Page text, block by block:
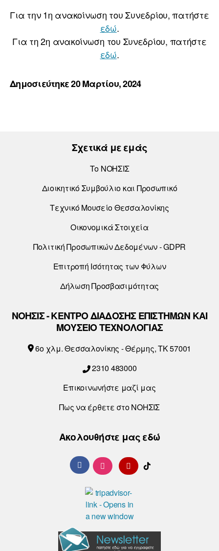
Για την 1η ανακοίνωση του Συνεδρίου, πατήστε
εδώ.
Για τη 2η ανακοίνωση του Συνεδρίου, πατήστε
εδώ.
Δημοσιεύτηκε 20 Μαρτίου, 2024
Σχετικά με εμάς
Το ΝΟΗΣΙΣ
Διοικητικό Συμβούλιο και Προσωπικό
Τεχνικό Μουσείο Θεσσαλονίκης
Οικονομικά Στοιχεία
Πολιτική Προσωπικών Δεδομένων - GDPR
Επιτροπή Ισότητας των Φύλων
Δήλωση Προσβασιμότητας
ΝΟΗΣΙΣ - ΚΕΝΤΡΟ ΔΙΑΔΟΣΗΣ ΕΠΙΣΤΗΜΩΝ ΚΑΙ
ΜΟΥΣΕΙΟ ΤΕΧΝΟΛΟΓΙΑΣ
6o χλμ. Θεσσαλονίκης - Θέρμης, ΤΚ 57001
2310 483000
Επικοινωνήστε μαζί μας
Πως να έρθετε στο ΝΟΗΣΙΣ
Ακολουθήστε μας εδώ